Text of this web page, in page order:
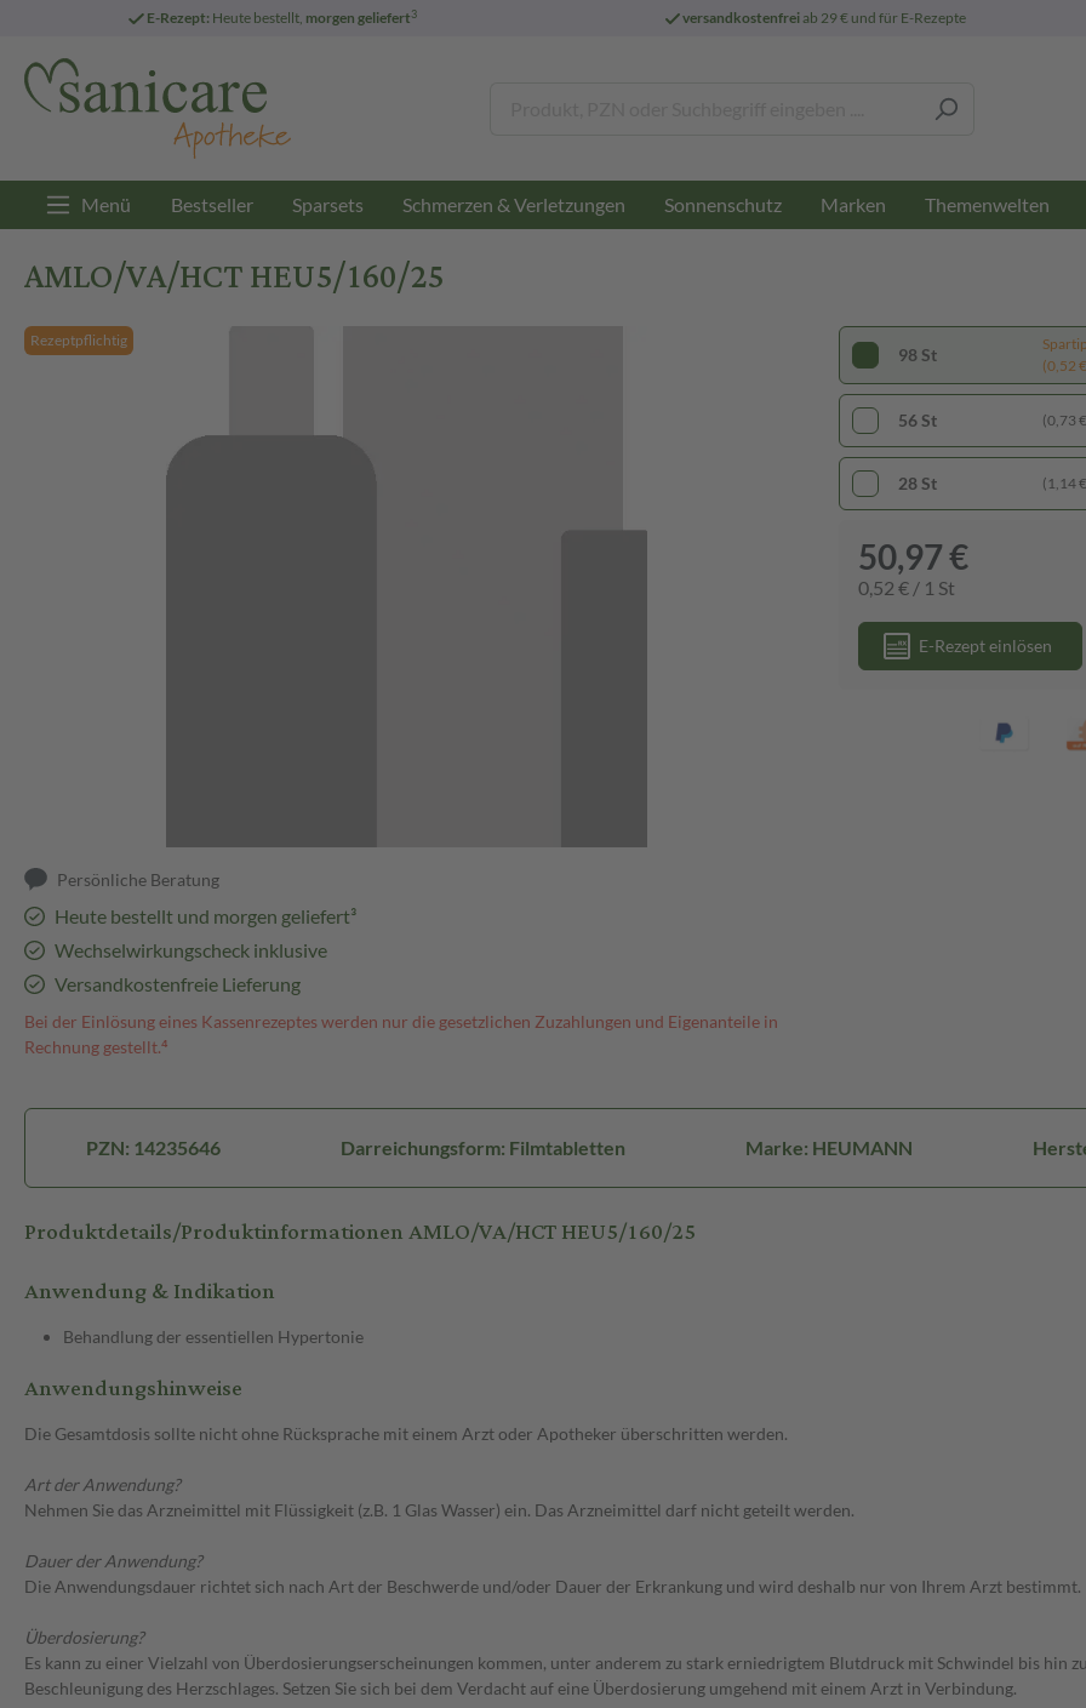
E-Rezept: Heute bestellt, morgen geliefert3 versandkostenfreiab 29 € und für E-Rezepte
Menü Bestseller Sparsets Schmerzen & Verletzungen Sonnenschutz Marken Themenwelten
AMLO/VA/HCT HEU5/160/25
Rezeptpflichtig
Persönliche Beratung
Heute bestellt und morgen geliefert³
Wechselwirkungscheck inklusive
Versandkostenfreie Lieferung
Bei der Einlösung eines Kassenrezeptes werden nur die gesetzlichen Zuzahlungen und Eigenanteile in
Rechnung gestellt.⁴
98 St
(0,52
56 St (0,73
28 St (1,14
50,97 €
0,52 € / 1 St
E-Rezept einlösen
PZN: 14235646 Darreichungsform: Filmtabletten Marke: HEUMANN
Produktdetails/Produktinformationen AMLO/VA/HCT HEU5/160/25
Anwendung & Indikation
Behandlung der essentiellen Hypertonie
Anwendungshinweise
Die Gesamtdosis sollte nicht ohne Rücksprache mit einem Arzt oder Apotheker überschritten werden.
Art der Anwendung?
Nehmen Sie das Arzneimittel mit Flüssigkeit (z.B. 1 Glas Wasser) ein. Das Arzneimittel darf nicht geteilt werden.
Dauer der Anwendung?
Die Anwendungsdauer richtet sich nach Art der Beschwerde und/oder Dauer der Erkrankung und wird deshalb nur von Ihrem Arzt bestimmt.
Überdosierung?
Es kann zu einer Vielzahl von Überdosierungserscheinungen kommen, unter anderem zu stark erniedrigtem Blutdruck mit Schwindel bis hin
Beschleunigung des Herzschlages. Setzen Sie sich bei dem Verdacht auf eine Überdosierung umgehend mit einem Arzt in Verbindung.